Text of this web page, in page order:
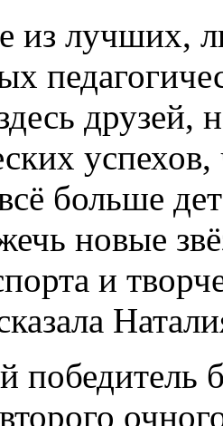
лучших,
друзей,
больше
новые
и
победитель